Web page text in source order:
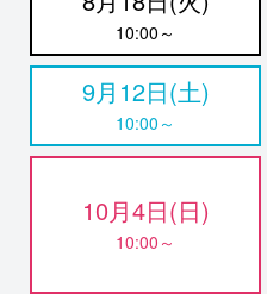
10:00～
9月12日(土)
10:00～
10月4日(日)
10:00～